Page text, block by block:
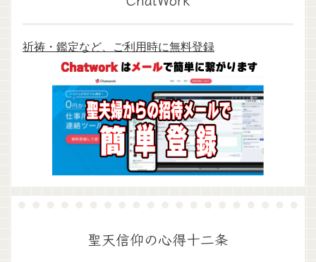
祈祷・鑑定など、ご利用時に無料登録
聖天信仰の心得十二条